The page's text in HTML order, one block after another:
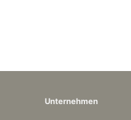
Unternehmen